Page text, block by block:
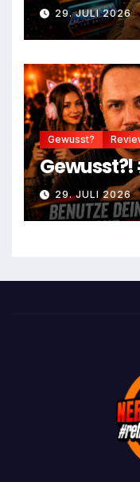
29. JULI 2026
Gewusst?
Gewusst?!
29. JULI 2026